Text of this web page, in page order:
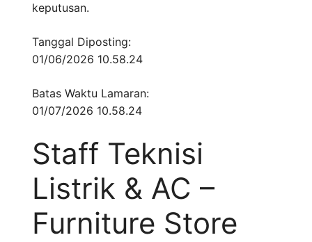
keputusan.
Tanggal Diposting:
01/06/2026 10.58.24
Batas Waktu Lamaran:
01/07/2026 10.58.24
Staff Teknisi
Listrik & AC –
Furniture Store